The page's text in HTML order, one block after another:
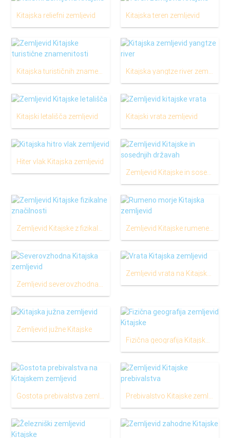
Kitajska reliefni zemljevid Kitajska teren zemljevid
Kitajska turističnih znamenitosti na zemljevidu Kitajska yangtze river zemljevid
Kitajski letališča zemljevid Kitajski vrata zemljevid
Hiter vlak Kitajska zemljevid
Zemljevid Kitajske in sosednjih državah
Zemljevid Kitajske z fizikalne značilnosti Zemljevid Kitajske rumenem morju
Zemljevid severovzhodna Kitajska
Zemljevid vrata na Kitajskem
Zemljevid južne Kitajske
Fizična geografija Kitajska zemljevid
Gostota prebivalstva zemljevid Kitajske Prebivalstvo Kitajske zemljevid